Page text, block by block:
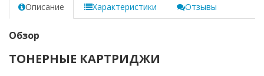
Описание Характеристики Отзывы
Обзор
ТОНЕРНЫЕ КАРТРИДЖИ